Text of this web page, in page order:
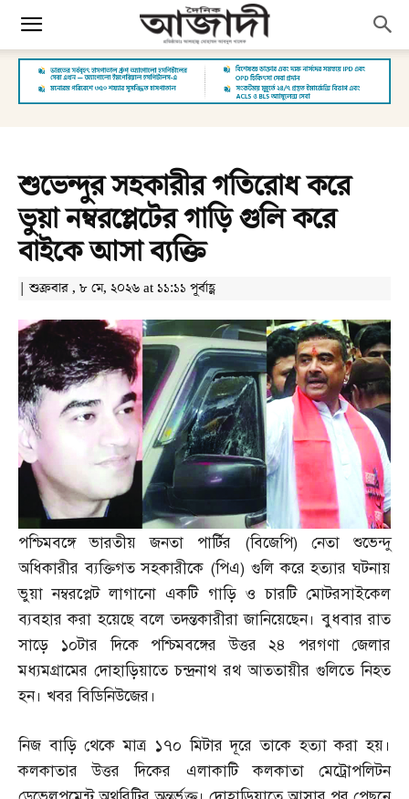
শুভেন্দুর সহকারীর গতিরোধ করে
ভুয়া নম্বরপ্লেটের গাড়ি গুলি করে
বাইকে আসা ব্যক্তি
| শুক্রবার , ৮ মে, ২০২৬ at ১১:১১ পূর্বাহ্ণ
পশ্চিমবঙ্গে ভারতীয় জনতা পার্টির (বিজেপি) নেতা শুভেন্দু
অধিকারীর ব্যক্তিগত সহকারীকে (পিএ) গুলি করে হত্যার ঘটনায়
ভুয়া নম্বরপ্লেট লাগানো একটি গাড়ি ও চারটি মোটরসাইকেল
ব্যবহার করা হয়েছে বলে তদন্তকারীরা জানিয়েছেন। বুধবার রাত
সাড়ে ১০টার দিকে পশ্চিমবঙ্গের উত্তর ২৪ পরগণা জেলার
মধ্যমগ্রামের দোহাড়িয়াতে চন্দ্রনাথ রথ আততায়ীর গুলিতে নিহত
হন। খবর বিডিনিউজের।
নিজ বাড়ি থেকে মাত্র ১৭০ মিটার দূরে তাকে হত্যা করা হয়।
কলকাতার উত্তর দিকের এলাকাটি কলকাতা মেট্রোপলিটন